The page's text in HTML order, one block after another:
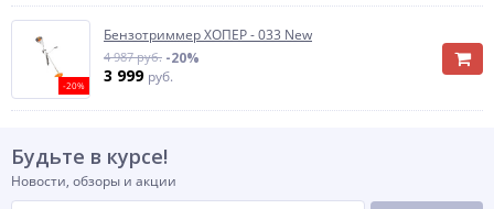
-20%
Бензотриммер ХОПЕР - 033 New
4 987 руб. -20%
3 999 руб.
Будьте в курсе!
Новости, обзоры и акции